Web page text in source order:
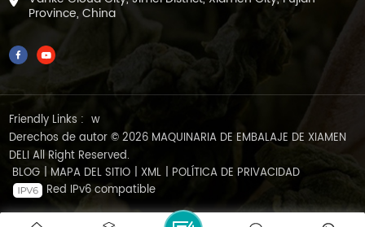
Province, China
Friendly Links : w
Derechos de autor © 2026 MAQUINARIA DE EMBALAJE DE XIAMEN
DELI All Right Reserved.
BLOG | MAPA DEL SITIO | XML | POLÍTICA DE PRIVACIDAD
Red IPv6 compatible